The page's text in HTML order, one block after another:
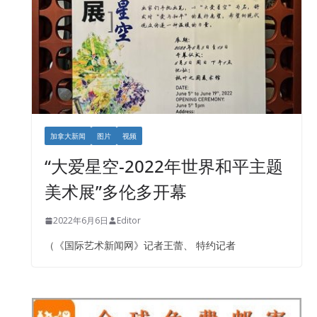
加拿大新闻 图片 视频
“大爱星空-2022年世界和平主题
美术展”多伦多开幕
2022年6月6日 Editor
（《国际艺术新闻网》记者王蕾、 特约记者